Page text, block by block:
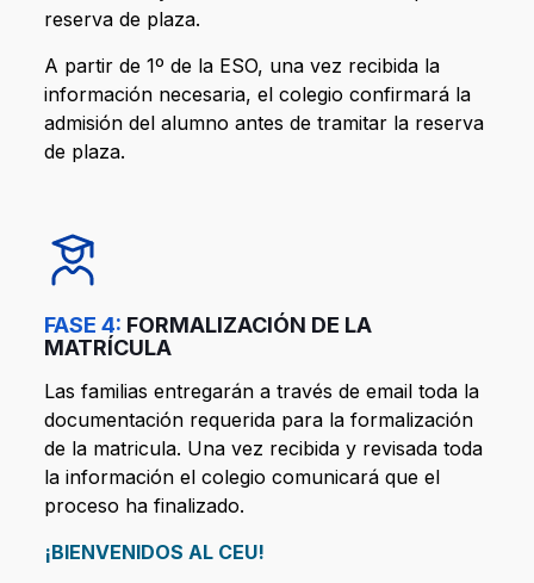
reserva de plaza.
A partir de 1º de la ESO, una vez recibida la
información necesaria, el colegio confirmará la
admisión del alumno antes de tramitar la reserva
de plaza.
FASE 4: FORMALIZACIÓN DE LA
MATRÍCULA
Las familias entregarán a través de email toda la
documentación requerida para la formalización
de la matricula. Una vez recibida y revisada toda
la información el colegio comunicará que el
proceso ha finalizado.
¡BIENVENIDOS AL CEU!